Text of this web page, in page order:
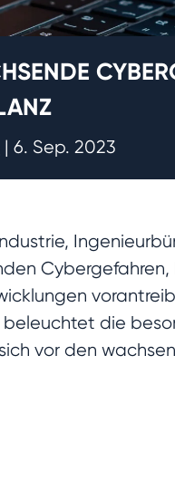
| 6. Sep. 2023
die
vor den